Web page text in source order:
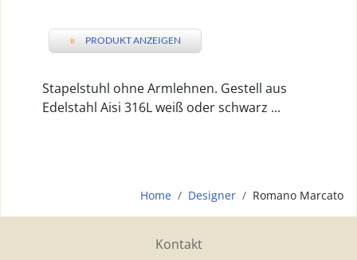
» PRODUKT ANZEIGEN
Stapelstuhl ohne Armlehnen. Gestell aus
Edelstahl Aisi 316L weiß oder schwarz ...
Home Designer Romano Marcato
Kontakt